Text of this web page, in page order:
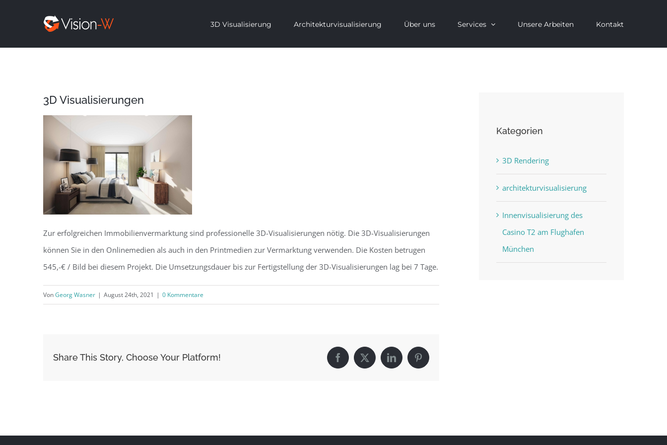
3D Visualisierung Architekturvisualisierung Über uns Services Unsere Arbeiten Kontakt
3D Visualisierungen
Zur erfolgreichen Immobilienvermarktung sind professionelle 3D-Visualisierungen nötig. Die 3D-Visualisierungen
können Sie in den Onlinemedien als auch in den Printmedien zur Vermarktung verwenden. Die Kosten betrugen
545,-€ / Bild bei diesem Projekt. Die Umsetzungsdauer bis zur Fertigstellung der 3D-Visualisierungen lag bei 7 Tage.
VonGeorg Wasner | August 24th, 2021 | 0 Kommentare
Share This Story, Choose Your Platform! Facebook
X LinkedInPinterest
Kategorien
3D Rendering
architekturvisualisierung
Innenvisualisierung des
Casino T2 am Flughafen
München